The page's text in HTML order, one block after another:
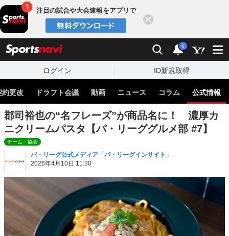
注目の試合や大会速報をアプリで
検索 通知
i
ログイン ID新規取得
約更改 ドラフト会議 動画 ニュース コラム 公式情報
郡司裕也の“名フレーズ”が商品名に！ 濃厚カ
ニクリームパスタ【パ・リーググルメ部 #7】
チーム・協会
パ・リーグ公式メディア「パ・リーグインサイト」
2026年4月10日 11:30